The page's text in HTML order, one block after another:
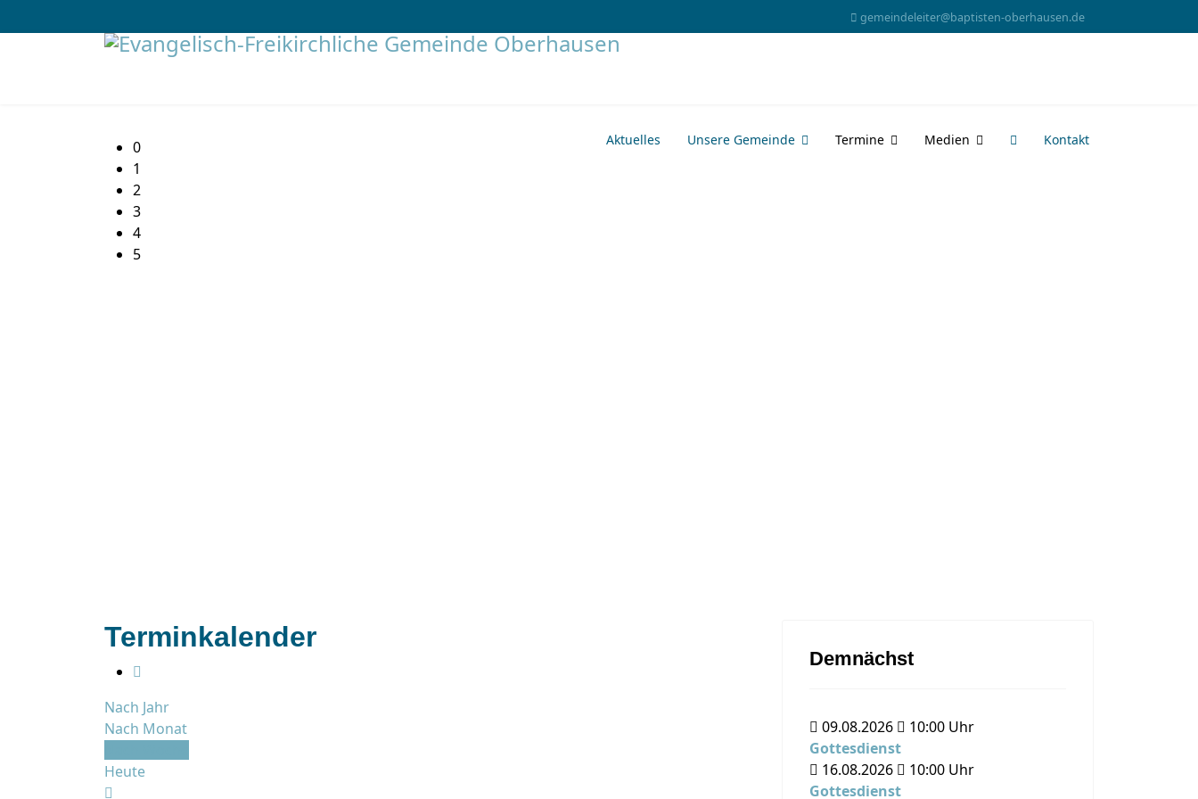
gemeindeleiter@baptisten-oberhausen.de
Aktuelles Unsere Gemeinde Termine Medien Kontakt
0
1
2
3
4
5
Terminkalender
Nach Jahr
Nach Monat
Heute
Demnächst
09.08.2026 10:00 Uhr
Gottesdienst
16.08.2026
10:00 Uhr
Gottesdienst